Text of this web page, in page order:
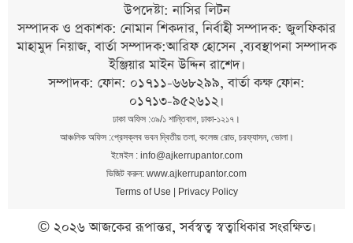
উপদেষ্টা: নাসির লিটন
সম্পাদক ও প্রকাশক: নোমান শিকদার, নির্বাহী সম্পাদক: জুলফিকার
মাহামুদ নিয়াজ, বার্তা সম্পাদক:আরিফ হোসেন ,ব্যবস্থাপনা সম্পাদক
ইঞ্জিয়ার মাইন উদ্দিন রাশেদ।
সম্পাদক: ফোন: ০১৭১১-৬৬৮২৯৯, বার্তা কক্ষ ফোন:
০১৭১৩-৯৫২৬১২।
ঢাকা অফিস :৩৯/১ শান্তিবাগ, ঢাকা-১২১৭।
আঞ্চলিক অফিস :প্রেসক্লব ভবন দ্বিতীয় তলা, কলেজ রোড, চরফ্যাসন, ভোলা।
ইমেইল : info@ajkerrupantor.com
ভিজিট করুন: www.ajkerrupantor.com
Terms of Use | Privacy Policy
© ২০২৬ আজকের রূপান্তর, সর্বস্বত্ব স্বত্বাধিকার সংরক্ষিত।